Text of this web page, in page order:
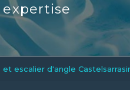
et sécurité
escalier d'angle